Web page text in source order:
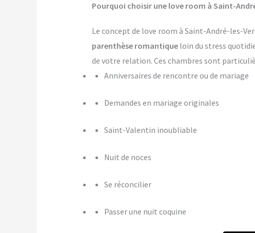
Pourquoi choisir une love room à Saint-
Le concept de love room à Saint-André-les-
parenthèse romantiqueloin du stress
de votre relation. Ces chambres sont
Anniversaires de rencontre ou de mariage
Demandes en mariage originales
Saint-Valentin inoubliable
Nuit de noces
Se réconcilier
Passer une nuit coquine